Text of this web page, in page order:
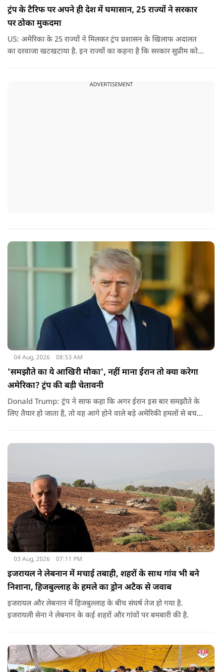
ट्रंप के टैरिफ पर अपने ही देश में घमासान, 25 राज्यों ने सरकार
पर ठोका मुकदमा
US: अमेरिका के 25 राज्यों ने मिलकर ट्रंप प्रशासन के खिलाफ अदालत
का दरवाजा खटखटाया है. इन राज्यों का कहना है कि सरकार सुप्रीम कोर्ट
ADVERTISEMENT
04 Aug, 2026 08:53 AM
'समझौते का ये आखिरी मौका', नहीं माना ईरान तो क्या करेगा
अमेरिका? ट्रंप की बड़ी चेतावनी
Donald Trump: ट्रंप ने साफ कहा कि अगर ईरान इस बार समझौते के
लिए तैयार हो जाता है, तो वह आगे होने वाले बड़े अमेरिकी हमलों से बच
03 Aug, 2026 07:11 PM
इजरायल ने लेबनान में मचाई तबाही, शहरों के साथ गांव भी बने
निशाना, हिजबुल्लाह के हमले का ड्रोन अटैक से जवाब
इजरायल और लेबनान में हिजबुल्लाह के बीच संघर्ष तेज हो गया है.
इजरायली सेना ने लेबनान के कई शहरों और गांवों पर बमबारी की है.